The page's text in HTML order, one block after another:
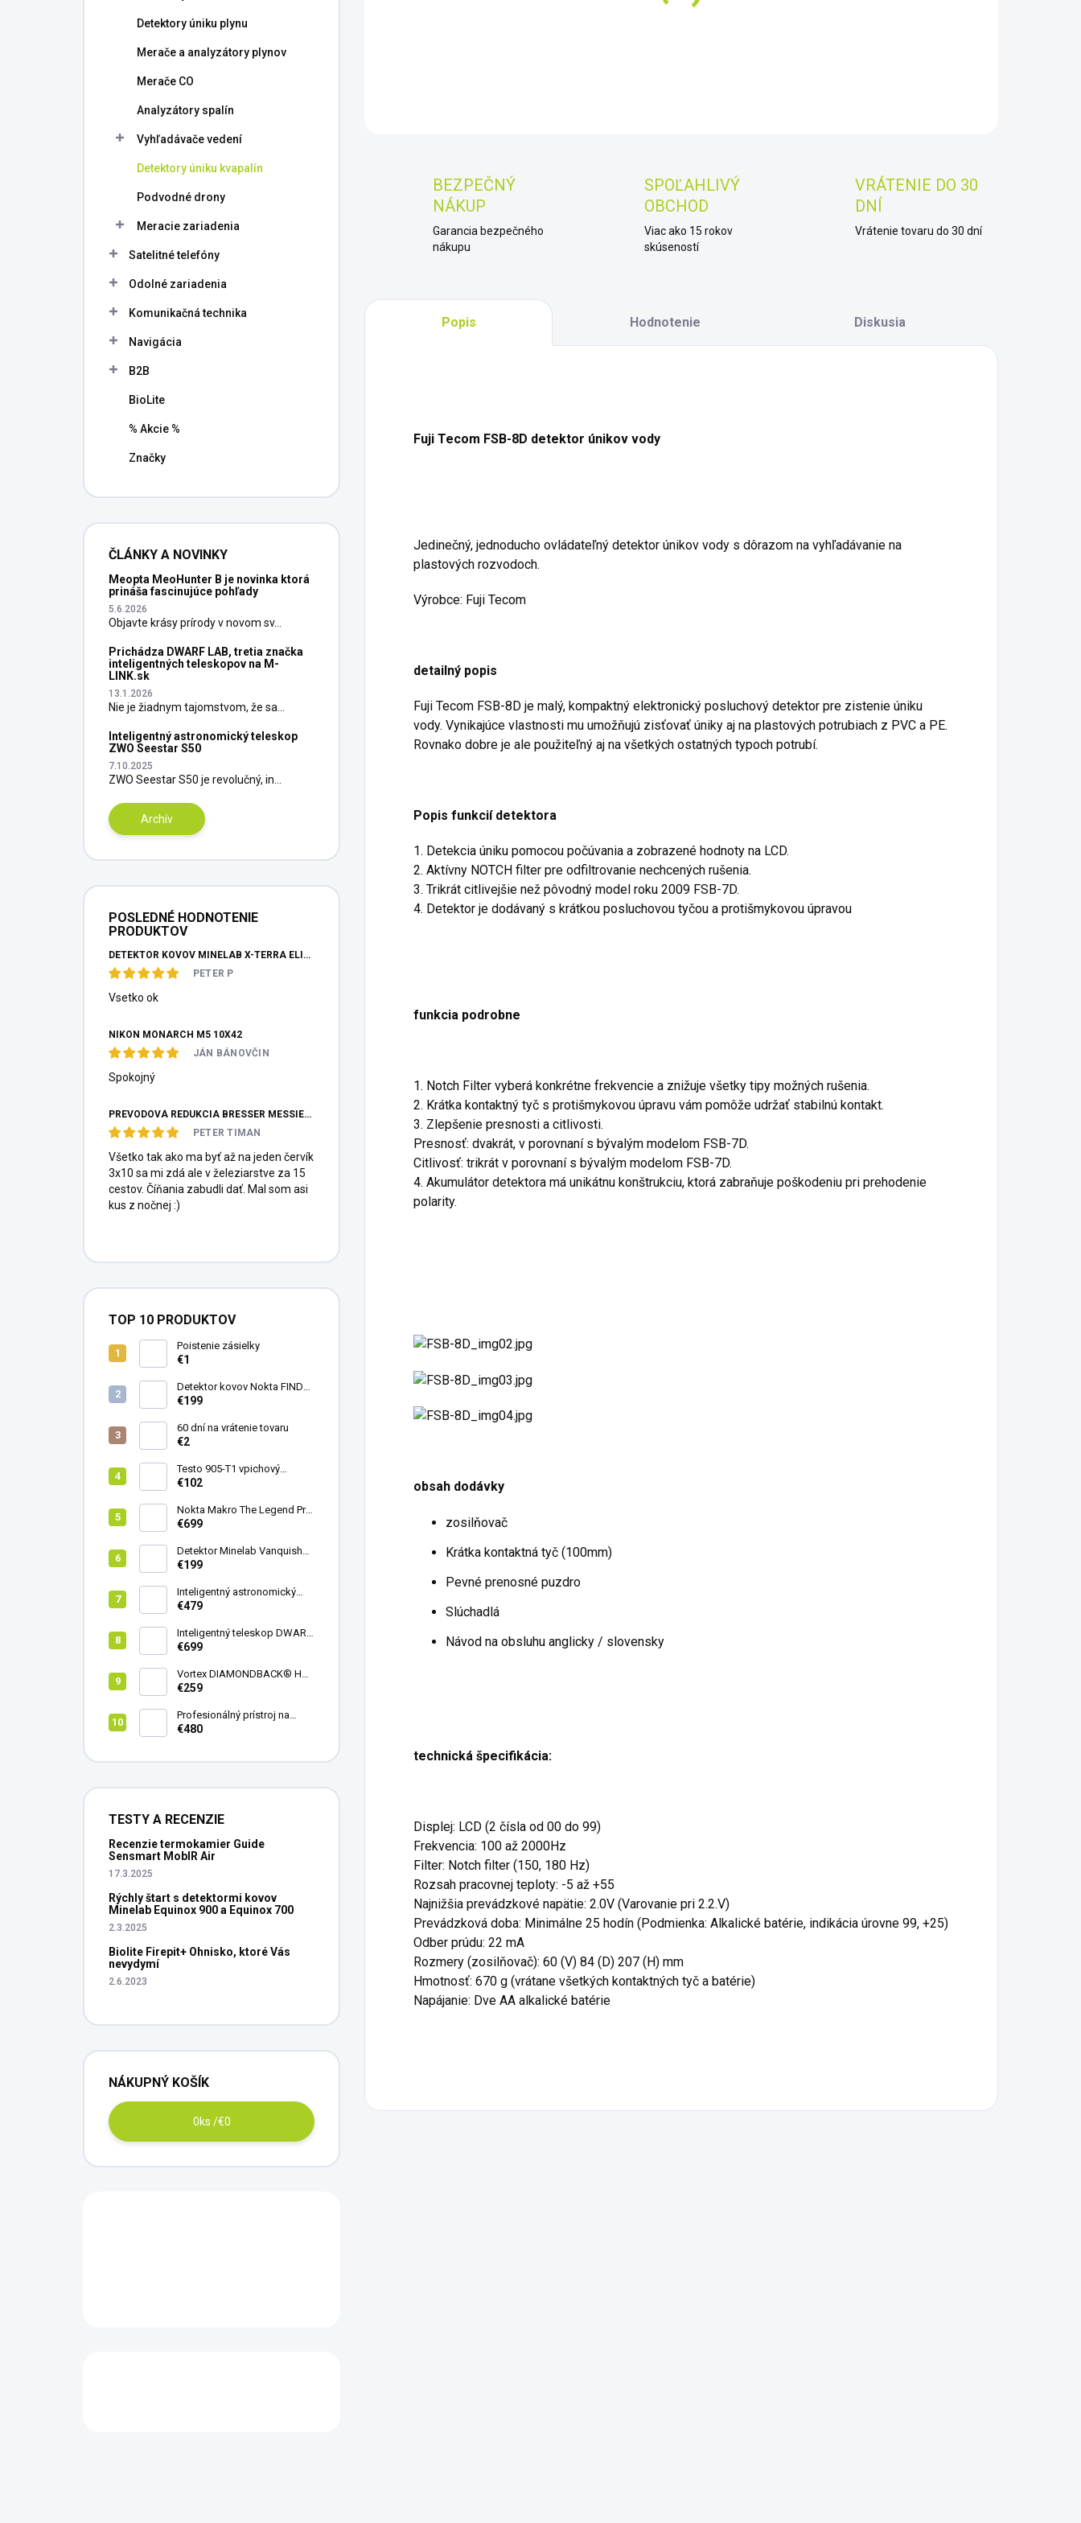
Detektory úniku plynu
Merače a analyzátory plynov
Merače CO
Analyzátory spalín
Vyhľadávače vedení
Detektory úniku kvapalín
Podvodné drony
Meracie zariadenia
Satelitné telefóny
Odolné zariadenia
Komunikačná technika
Navigácia
B2B
BioLite
% Akcie %
Značky
ČLÁNKY A NOVINKY
Meopta MeoHunter B je novinka ktorá
prináša fascinujúce pohľady
5.6.2026
Objavte krásy prírody v novom sv...
Prichádza DWARF LAB, tretia značka
inteligentných teleskopov na M-
LINK.sk
13.1.2026
Nie je žiadnym tajomstvom, že sa...
Inteligentný astronomický teleskop
ZWO Seestar S50
7.10.2025
ZWO Seestar S50 je revolučný, in...
Archív
POSLEDNÉ HODNOTENIE
PRODUKTOV
DETEKTOR KOVOV MINELAB X-TERRA ELITE PINPOITER SET
PETER P
Vsetko ok
NIKON MONARCH M5 10X42
JÁN BÁNOVČIN
Spokojný
PREVODOVÁ REDUKCIA BRESSER MESSIER HEXAFOC 1:10
PETER TIMAN
Všetko tak ako ma byť až na jeden červík
3x10 sa mi zdá ale v železiarstve za 15
cestov. Číňania zabudli dať. Mal som asi
kus z nočnej :)
TOP 10 PRODUKTOV
Poistenie zásielky
€1
Detektor kovov Nokta FINDX
Pro
€199
60 dní na vrátenie tovaru
€2
Testo 905-T1 vpichový
teplomer
€102
Nokta Makro The Legend Pro
Pack - model 2024
€699
Detektor Minelab Vanquish
340
€199
Inteligentný astronomický
teleskop DwarfLab Dwarf
€479
Inteligentný teleskop DWARF
III + originálny statív DWARF 3
€699
Vortex DIAMONDBACK® HD
8X42
€259
Profesionálný prístroj na
vedenie vŕtania Laserliner
€480
TESTY A RECENZIE
Recenzie termokamier Guide
Sensmart MobIR Air
17.3.2025
Rýchly štart s detektormi kovov
Minelab Equinox 900 a Equinox 700
2.3.2025
Biolite Firepit+ Ohnisko, ktoré Vás
nevydymí
2.6.2023
NÁKUPNÝ KOŠÍK
0ks /€0
BEZPEČNÝ
NÁKUP
Garancia bezpečného
nákupu
SPOĽAHLIVÝ
OBCHOD
Viac ako 15 rokov
skúseností
VRÁTENIE DO 30
DNÍ
Vrátenie tovaru do 30 dní
Popis Hodnotenie Diskusia
Fuji Tecom FSB-8D detektor únikov vody
Jedinečný, jednoducho ovládateľný detektor únikov vody s dôrazom na vyhľadávanie na
plastových rozvodoch.
Výrobce: Fuji Tecom
detailný popis
Fuji Tecom FSB-8D je malý, kompaktný elektronický posluchový detektor pre zistenie úniku
vody. Vynikajúce vlastnosti mu umožňujú zisťovať úniky aj na plastových potrubiach z PVC a PE.
Rovnako dobre je ale použiteľný aj na všetkých ostatných typoch potrubí.
Popis funkcií detektora
1. Detekcia úniku pomocou počúvania a zobrazené hodnoty na LCD.
2. Aktívny NOTCH filter pre odfiltrovanie nechcených rušenia.
3. Trikrát citlivejšie než pôvodný model roku 2009 FSB-7D.
4. Detektor je dodávaný s krátkou posluchovou tyčou a protišmykovou úpravou
funkcia podrobne
1. Notch Filter vyberá konkrétne frekvencie a znižuje všetky tipy možných rušenia.
2. Krátka kontaktný tyč s protišmykovou úpravu vám pomôže udržať stabilnú kontakt.
3. Zlepšenie presnosti a citlivosti.
Presnosť: dvakrát, v porovnaní s bývalým modelom FSB-7D.
Citlivosť: trikrát v porovnaní s bývalým modelom FSB-7D.
4. Akumulátor detektora má unikátnu konštrukciu, ktorá zabraňuje poškodeniu pri prehodenie
polarity.
obsah dodávky
zosilňovač
Krátka kontaktná tyč (100mm)
Pevné prenosné puzdro
Slúchadlá
Návod na obsluhu anglicky / slovensky
technická špecifikácia:
Displej: LCD (2 čísla od 00 do 99)
Frekvencia: 100 až 2000Hz
Filter: Notch filter (150, 180 Hz)
Rozsah pracovnej teploty: -5 až +55
Najnižšia prevádzkové napätie: 2.0V (Varovanie pri 2.2.V)
Prevádzková doba: Minimálne 25 hodín (Podmienka: Alkalické batérie, indikácia úrovne 99, +25)
Odber prúdu: 22 mA
Rozmery (zosilňovač): 60 (V) 84 (D) 207 (H) mm
Hmotnosť: 670 g (vrátane všetkých kontaktných tyč a batérie)
Napájanie: Dve AA alkalické batérie